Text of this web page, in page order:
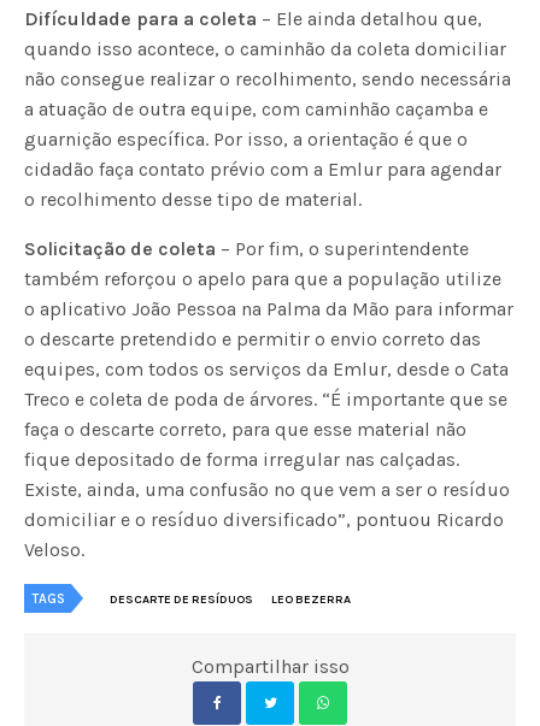
Difículdade para a coleta – Ele ainda detalhou que,
quando isso acontece, o caminhão da coleta domiciliar
não consegue realizar o recolhimento, sendo necessária
a atuação de outra equipe, com caminhão caçamba e
guarnição específica. Por isso, a orientação é que o
cidadão faça contato prévio com a Emlur para agendar
o recolhimento desse tipo de material.
Solicitação de coleta – Por fim, o superintendente
também reforçou o apelo para que a população utilize
o aplicativo João Pessoa na Palma da Mão para informar
o descarte pretendido e permitir o envio correto das
equipes, com todos os serviços da Emlur, desde o Cata
Treco e coleta de poda de árvores. “É importante que se
faça o descarte correto, para que esse material não
fique depositado de forma irregular nas calçadas.
Existe, ainda, uma confusão no que vem a ser o resíduo
domiciliar e o resíduo diversificado”, pontuou Ricardo
Veloso.
TAGS DESCARTE DE RESÍDUOS LEO BEZERRA
Compartilhar isso